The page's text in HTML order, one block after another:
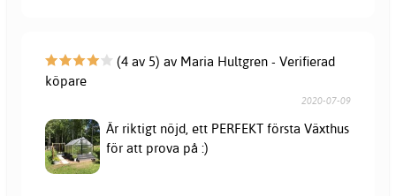
(4 av 5) av Maria Hultgren - Verifierad
köpare
2020-07-09
Är riktigt nöjd, ett PERFEKT första Växthus
för att prova på :)